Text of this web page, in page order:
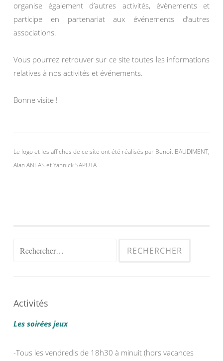
organise également d’autres activités, évènements et
participe en partenariat aux événements d’autres
associations.
Vous pourrez retrouver sur ce site toutes les informations
relatives à nos activités et événements.
Bonne visite !
Le logo et les affiches de ce site ont été réalisés par Benoît BAUDIMENT,
Alan ANEAS et Yannick SAPUTA
Rechercher :
Activités
Les soirées jeux
-Tous les vendredis de 18h30 à minuit (hors vacances